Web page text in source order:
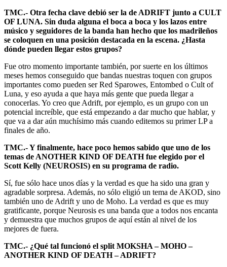
TMC.- Otra fecha clave debió ser la de ADRIFT junto a CULT
OF LUNA. Sin duda alguna el boca a boca y los lazos entre
músico y seguidores de la banda han hecho que los madrileños
se coloquen en una posición destacada en la escena. ¿Hasta
dónde pueden llegar estos grupos?
Fue otro momento importante también, por suerte en los últimos
meses hemos conseguido que bandas nuestras toquen con grupos
importantes como pueden ser Red Sparowes, Entombed o Cult of
Luna, y eso ayuda a que haya más gente que pueda llegar a
conocerlas. Yo creo que Adrift, por ejemplo, es un grupo con un
potencial increíble, que está empezando a dar mucho que hablar, y
que va a dar aún muchísimo más cuando editemos su primer LP a
finales de año.
TMC.- Y finalmente, hace poco hemos sabido que uno de los
temas de ANOTHER KIND OF DEATH fue elegido por el
Scott Kelly (NEUROSIS) en su programa de radio.
Sí, fue sólo hace unos días y la verdad es que ha sido una gran y
agradable sorpresa. Además, no sólo eligió un tema de AKOD, sino
también uno de Adrift y uno de Moho. La verdad es que es muy
gratificante, porque Neurosis es una banda que a todos nos encanta
y demuestra que muchos grupos de aquí están al nivel de los
mejores de fuera.
TMC.- ¿Qué tal funcionó el split MOKSHA – MOHO –
ANOTHER KIND OF DEATH – ADRIFT?